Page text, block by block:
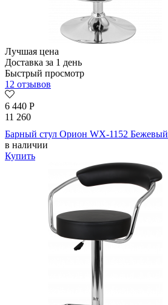
Лучшая цена
Доставка за 1 день
Быстрый просмотр
12 отзывов
6 440 Р
11 260
Барный стул Орион WX-1152 Бежевый
в наличии
Купить